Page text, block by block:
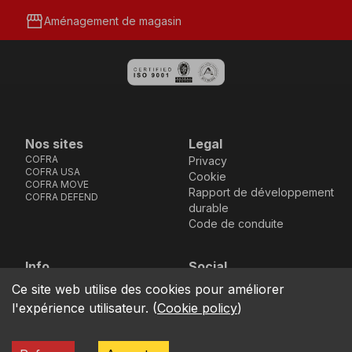
storefrontAménagement de magasin
Nos sites
COFRA
COFRA USA
COFRA MOVE
COFRA DEFEND
Legal
Privacy
Cookie
Rapport de développement
durable
Code de conduite
Info
location_on
Via dell’Euro 53-57-59,
76121 Barletta - BT -
ITALIA
Social
Facebook
Instagram
Youtube
LinkedIn
Ce site web utilise des cookies pour améliorer
l'expérience utilisateur. (Cookie policy)